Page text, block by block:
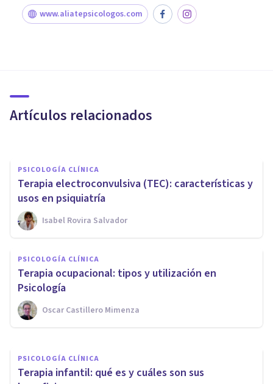
www.aliatepsicologos.com
Artículos relacionados
contra la depresión
PSICOLOGÍA CLÍNICA
Terapia electroconvulsiva (TEC): características y
usos en psiquiatría
Isabel Rovira Salvador
PSICOLOGÍA CLÍNICA
Terapia ocupacional: tipos y utilización en
Psicología
Oscar Castillero Mimenza
Terapia de juego: principios
teóricos, usos y aplicación
Oscar Castillero Mimenza
PSICOLOGÍA CLÍNICA
​Terapia infantil: qué es y cuáles son sus